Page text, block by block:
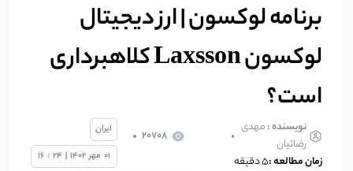
برنامه لوکسون | ارز دیجیتال
لوکسون Laxsson کلاهبرداری
است؟
نویسنده :مهدی
رضائیان
20708
زمان مطالعه :5 دقیقه
ایران
01 مهر 1402
|
24
:
16